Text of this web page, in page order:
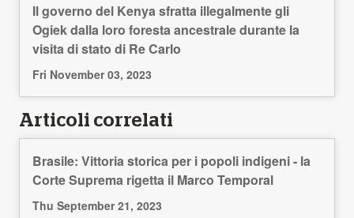
Il governo del Kenya sfratta illegalmente gli
Ogiek dalla loro foresta ancestrale durante la
visita di stato di Re Carlo
Fri November 03, 2023
Articoli correlati
Brasile: Vittoria storica per i popoli indigeni - la
Corte Suprema rigetta il Marco Temporal
Thu September 21, 2023